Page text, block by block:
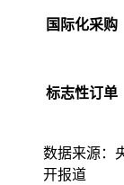
国际化采购
标志性订单
数据来源：
开报道